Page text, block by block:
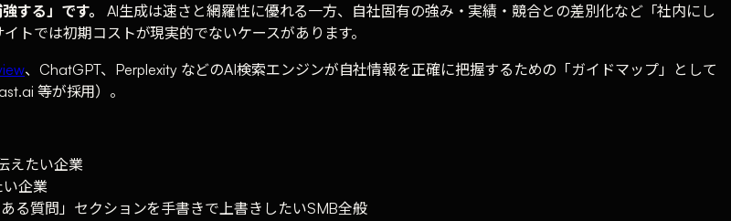
する」です。
AI生成は速さと網羅性に優れる一方、自社固有の強み・実績・競合との差別化など「社内にし
トでは初期コストが現実的でないケースがあります。
、ChatGPT、Perplexity などのAI検索エンジンが自社情報を正確に把握するための「ガイドマップ」として
等が採用）。
えたい企業
企業
る質問」セクションを手書きで上書きしたいSMB全般